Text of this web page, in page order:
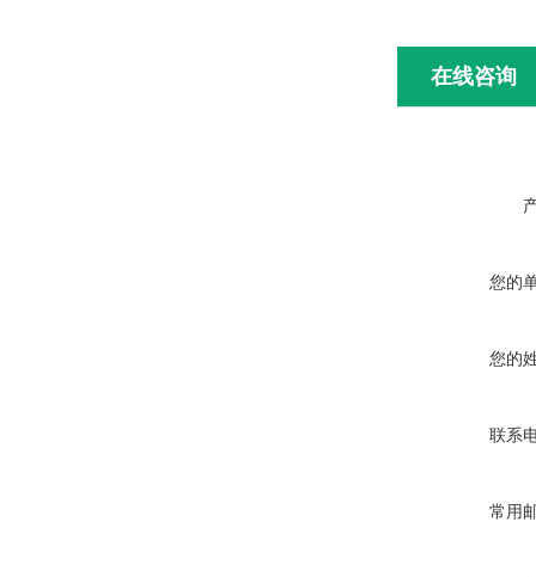
在线咨询
您的
您的
联系
常用